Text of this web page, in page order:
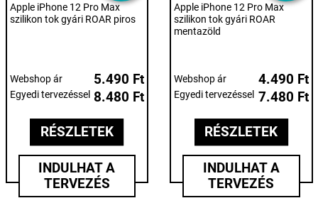
Apple iPhone 12 Pro Max
szilikon tok gyári ROAR piros
Webshop ár 5.490 Ft
Egyedi tervezéssel 8.480 Ft
RÉSZLETEK
INDULHAT A
TERVEZÉS
Apple iPhone 12 Pro Max
szilikon tok gyári ROAR
mentazöld
Webshop ár 4.490 Ft
Egyedi tervezéssel 7.480 Ft
RÉSZLETEK
INDULHAT A
TERVEZÉS